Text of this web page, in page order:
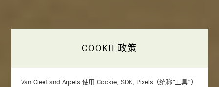
COOKIE政策
Van Cleef and Arpels 使用 Cookie, SDK, Pixels（统称“工具”）